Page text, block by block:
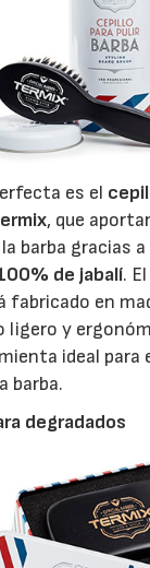
es el
, que
barba gracias a
de jabalí.
fabricado en
ligero y
ideal para
barba.
degradados